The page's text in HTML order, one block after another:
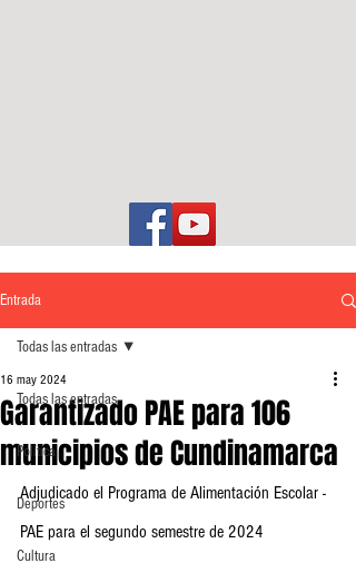
Entrada
Todas las entradas
Política
Deportes
Cultura
Todas las entradas
Garantizado PAE para 106
municipios de Cundinamarca
16 may 2024
Adjudicado el Programa de Alimentación Escolar -
PAE para el segundo semestre de 2024